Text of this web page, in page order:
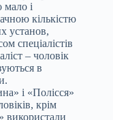
мало і
кількістю
установ,
спеціалістів
– чоловік
в
і «Полісся»
крім
використали